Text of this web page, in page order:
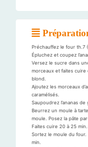
Préchauffez le four th.7
Épluchez et coupez
Versez le sucre dans
morceaux et faites cuire
blond.
Ajoutez les morceaux
caramélisés.
Saupoudrez l’ananas
Beurrez un moule à
moule. Posez la pâte
Faites cuire 20 à 25
Sortez le moule du
min.